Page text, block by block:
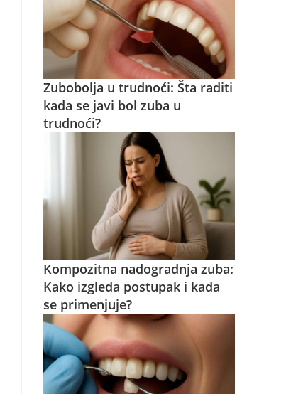
Zubobolja u trudnoći: Šta raditi
kada se javi bol zuba u
trudnoći?
Kompozitna nadogradnja zuba:
Kako izgleda postupak i kada
se primenjuje?